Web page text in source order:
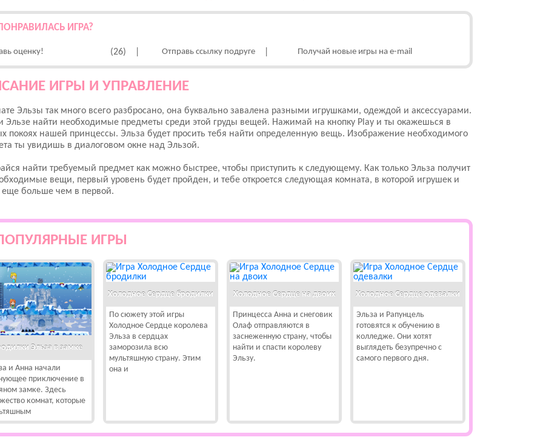
ИГРА?
оценку! (26) Отправь ссылку подруге Получай новые игры на e-mail
ИГРЫ И УПРАВЛЕНИЕ
Эльзы так много всего разбросано, она буквально завалена разными игрушками, одеждой и аксессуарами.
Эльзе найти необходимые предметы среди этой груды вещей. Нажимай на кнопку Play и ты окажешься в
покоях нашей принцессы. Эльза будет просить тебя найти определенную вещь. Изображение необходимого
ты увидишь в диалоговом окне над Эльзой.
найти требуемый предмет как можно быстрее, чтобы приступить к следующему. Как только Эльза получит
вещи, первый уровень будет пройден, и тебе откроется следующая комната, в которой игрушек и
больше чем в первой.
ИГРЫ
Эльза в замке
и Анна начали
приключение в
замке. Здесь
комнат, которые
Холодное Сердце бродилки
По сюжету этой игры
Холодное Сердце королева
Эльза в сердцах
заморозила всю
мультяшную страну. Этим
она и
Холодное Сердце на двоих
Принцесса Анна и снеговик
Олаф отправляются в
заснеженную страну, чтобы
найти и спасти королеву
Эльзу.
Холодное Сердце одевалки
Эльза и Рапунцель
готовятся к обучению в
колледже. Они хотят
выглядеть безупречно с
самого первого дня.